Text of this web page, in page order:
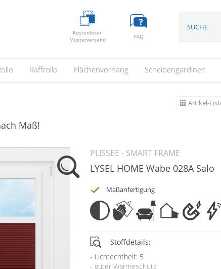
Kostenloser
Musterversand
FAQ
Raffrollo Flächenvorhang Scheibengardinen
Artikel-
Maß!
PLISSEE - SMART FRAME
LYSEL HOME Wabe 028A Salo
Maßanfertigung
Stoffdetails:
Lichtechtheit: 5
guter Wärmeschutz